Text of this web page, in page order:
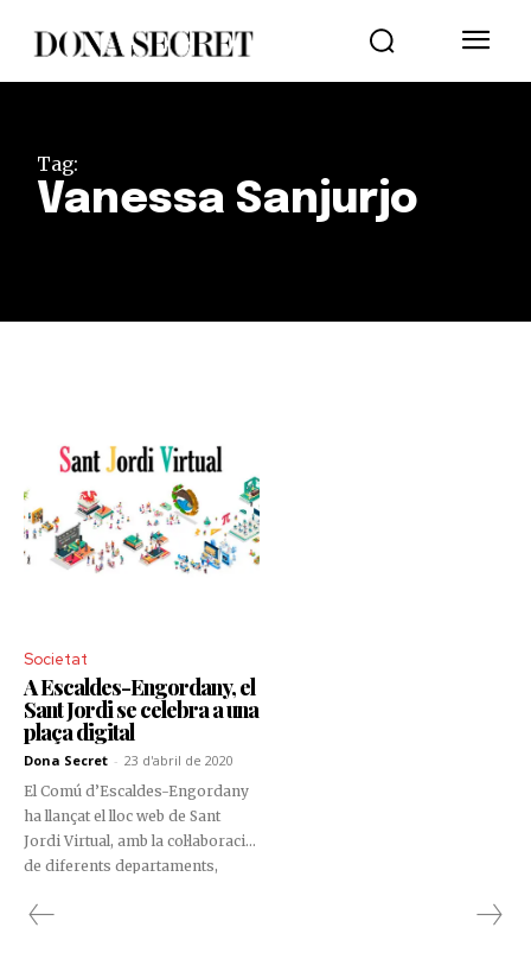
Tag:
Vanessa Sanjurjo
Societat
A Escaldes-Engordany, el
Sant Jordi se celebra a una
plaça digital
Dona Secret - 23 d'abril de 2020
El Comú d’Escaldes-Engordany
ha llançat el lloc web de Sant
Jordi Virtual, amb la col·laboració
de diferents departaments,
participants es trobin en un